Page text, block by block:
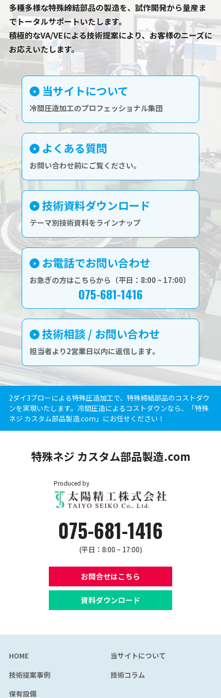
多種多様な特殊締結部品の製造を、試作開発から量産ま
でトータルサポートいたします。
積極的なVA/VEによる技術提案により、お客様のニーズに
お応えいたします。
当サイトについて
冷間圧造加工のプロフェッショナル集団
よくある質問
お問い合わせ前にご覧ください。
技術資料ダウンロード
テーマ別技術資料をラインナップ
お電話でお問い合わせ
お急ぎの方はこちらから（平日：8:00 ~ 17:00）
075-681-1416
技術相談 / お問い合わせ
担当者より2営業日以内に返信します。
2ダイ3ブローによる特殊圧造加工で、特殊締結部品のコストダウ
ンを実現いたします。冷間圧造によるコストダウンなら、「特殊
ネジ カスタム部品製造.com」にお任せください！
特殊ネジ カスタム部品製造.com
Produced by
075-681-1416
(平日：8:00 ~ 17:00)
お問合せはこちら
資料ダウンロード
HOME
当サイトについて
技術提案事例
技術コラム
保有設備